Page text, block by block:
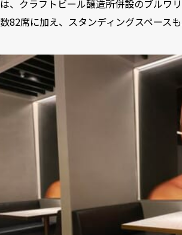
は、クラフトビール醸造所併設のブルワ
数82席に加え、スタンディングスペースも